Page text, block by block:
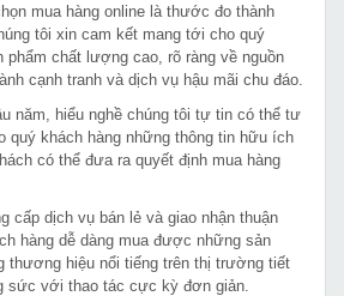
mua hàng online là thước đo thành
tôi xin cam kết mang tới cho quý
phẩm chất lượng cao, rõ ràng về nguồn
cạnh tranh và dịch vụ hậu mãi chu đáo.
năm, hiểu nghề chúng tôi tự tin có thể tư
quý khách hàng những thông tin hữu ích
có thể đưa ra quyết định mua hàng
cấp dịch vụ bán lẻ và giao nhận thuận
hàng dễ dàng mua được những sản
thương hiệu nổi tiếng trên thị trường tiết
sức với thao tác cực kỳ đơn giản.